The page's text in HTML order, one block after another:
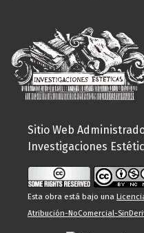
Sitio Web
Investigaciones
Esta obra está bajo una
Atribución-NoComercial-